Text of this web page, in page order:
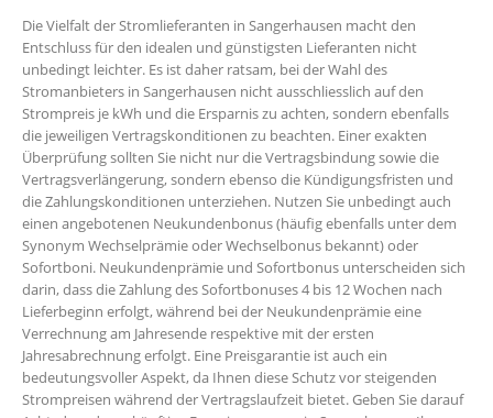
Die Vielfalt der Stromlieferanten in Sangerhausen macht den
Entschluss für den idealen und günstigsten Lieferanten nicht
unbedingt leichter. Es ist daher ratsam, bei der Wahl des
Stromanbieters in Sangerhausen nicht ausschliesslich auf den
Strompreis je kWh und die Ersparnis zu achten, sondern ebenfalls
die jeweiligen Vertragskonditionen zu beachten. Einer exakten
Überprüfung sollten Sie nicht nur die Vertragsbindung sowie die
Vertragsverlängerung, sondern ebenso die Kündigungsfristen und
die Zahlungskonditionen unterziehen. Nutzen Sie unbedingt auch
einen angebotenen Neukundenbonus (häufig ebenfalls unter dem
Synonym Wechselprämie oder Wechselbonus bekannt) oder
Sofortboni. Neukundenprämie und Sofortbonus unterscheiden sich
darin, dass die Zahlung des Sofortbonuses 4 bis 12 Wochen nach
Lieferbeginn erfolgt, während bei der Neukundenprämie eine
Verrechnung am Jahresende respektive mit der ersten
Jahresabrechnung erfolgt. Eine Preisgarantie ist auch ein
bedeutungsvoller Aspekt, da Ihnen diese Schutz vor steigenden
Strompreisen während der Vertragslaufzeit bietet. Geben Sie darauf